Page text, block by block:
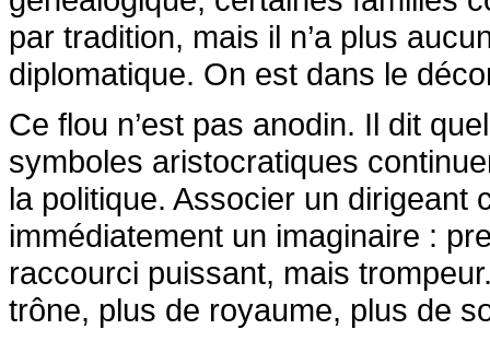
par tradition, mais il n’a plus
diplomatique. On est dans le
Ce flou n’est pas anodin. Il dit
symboles aristocratiques
la politique. Associer un dirigeant
immédiatement un imaginaire :
raccourci puissant, mais
trône, plus de royaume, plus de